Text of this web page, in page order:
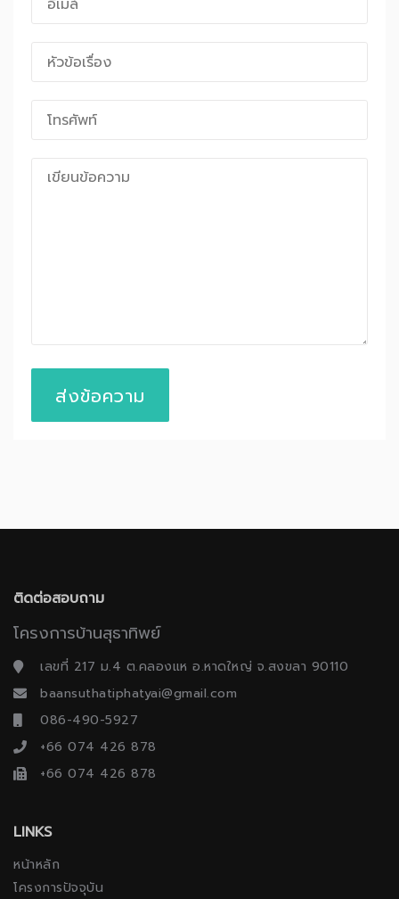
ส่งข้อความ
ติดต่อสอบถาม
โครงการบ้านสุธาทิพย์
เลขที่ 217 ม.4 ต.คลองแห อ.หาดใหญ่ จ.สงขลา 90110
baansuthatiphatyai@gmail.com
086-490-5927
+66 074 426 878
+66 074 426 878
LINKS
หน้าหลัก
โครงการปัจจุบัน